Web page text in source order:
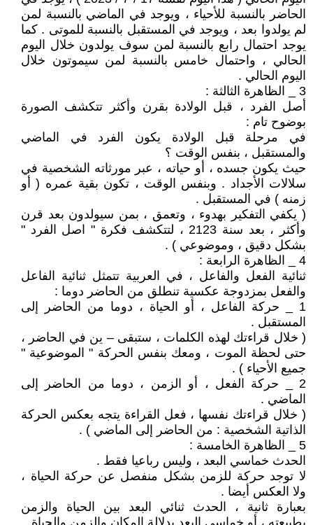
الحاضر بالنسبة للأحياء ، ويوجد في الماضي بالنسبة لمن
لم يولدوا بعد ، ويوجد في المستقبل بالنسبة للموتى . كما
يوجد احتمال رابع بالنسبة لمن سوف يولدون خلال اليوم
الحالي ، واحتمال خامس بالنسبة لمن سيموتون خلال
اليوم الحالي .
3 _ الظاهرة الثالثة :
أصل الفرد ، قبل الولادة بقرن وأكثر تتكشف الصورة
بوضوح تام :
في مرحلة قبل الولادة يكون الفرد في الماضي
والمستقبل ، بنفس الوقت ؟
حيث يكون جسده ، أو حياته ، عبر مورثاته الشخصية في
سلالات الأجداد . وبنفس الوقت ، تكون بقية عمره ( أو
زمنه ) في المستقبل .
( يكفي التفكير بهدوء ، وتعمق ، بمن سيولدون بعد قرن
وأكثر ، بعد سنة 2123 ، لتتكشف فكرة " اصل الفرد "
بشكل دقيق ، وموضوعي ) .
4 _ الظاهرة الرابعة :
ثنائية الفعل والفاعل ، في العربية تتمثل ثنائية الفاعل
والفعل بمزدوجة عكسية تنطلق من الحاضر دوما :
1 _ حركة الفاعل ، أو الحياة ، دوما من الحاضر إلى
المستقبل .
( خلال قراءتك لهذه الكلمات ، ستبقى – ين في الحاضر ،
حتى لحظة الموت ، ومعك بنفس الحركة " الموضوعية "
جميع الأحياء ) .
2 _ حركة الفعل ، أو الزمن ، دوما من الحاضر إلى
الماضي .
( خلال قراءتك نفسها ، فعل القراءة يتجه بعكس الحركة
الذاتية الشخصية : من الحاضر إلى الماضي ) .
5 _ الظاهرة الخامسة :
الحدث خماسي البعد ، وليس رباعيا فقط .
لا توجد حركة للزمن بشكل منفصل عن حركة الحياة ،
ولا العكس أيضا .
بعبارة ثانية ، الحدث ثنائي البعد بين الحياة والزمن